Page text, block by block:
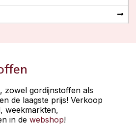
zowel gordijnstoffen als
de laagste prijs! Verkoop
weekmarkten,
in de webshop!